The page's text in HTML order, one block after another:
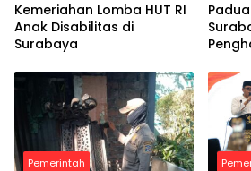
Kemeriahan Lomba HUT RI
Anak Disabilitas di
Surabaya
Pemerintah